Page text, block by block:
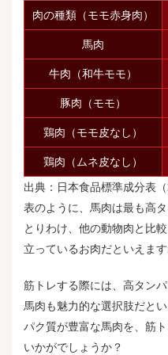
肉の種類（モモ赤身肉）
馬肉
牛肉（和牛モモ）
豚肉（モモ）
鶏肉（モモ皮なし）
鶏肉（ムネ皮なし）
出典： 日本食品標準成分表（
表のように、馬肉は最も高
とりわけ、他の動物肉と比
立っているお肉だといえます
筋トレする際には、高タン
馬肉も魅力的な選択肢だと
パク質が豊富な馬肉を、筋
いかがでしょうか？